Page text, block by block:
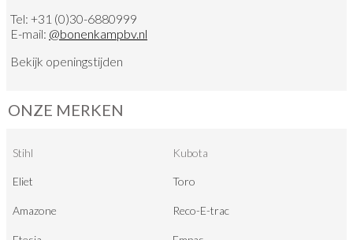
Tel: +31 (0)30-6880999
E-mail: @bonenkampbv.nl
Bekijk openingstijden
ONZE MERKEN
Stihl Kubota
Eliet Toro
Amazone Reco-E-trac